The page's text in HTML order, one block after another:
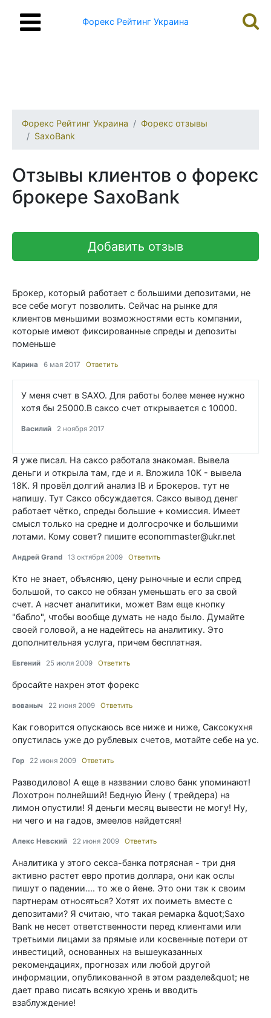
Форекс Рейтинг Украина
Форекс Рейтинг Украина
Форекс отзывы
SaxoBank
Отзывы клиентов о форекс
брокере SaxoBank
Добавить отзыв
Брокер, который работает с большими депозитами, не
все себе могут позволить. Сейчас на рынке для
клиентов меньшими возможностями есть компании,
которые имеют фиксированные спреды и депозиты
поменьше
Карина 6 мая 2017 Ответить
У меня счет в SAXO. Для работы более менее нужно
хотя бы 25000.В саксо счет открывается с 10000.
Василий 2 ноября 2017
Я уже писал. На саксо работала знакомая. Вывела
деньги и открыла там, где и я. Вложила 10К - вывела
18К. Я провёл долгий анализ IB и Брокеров. тут не
напишу. Тут Саксо обсуждается. Саксо вывод денег
работает чётко, спреды большие + комиссия. Имеет
смысл только на средне и долгосрочке и большими
лотами. Кому совет? пишите econommaster@ukr.net
Андрей Grand 13 октября 2009 Ответить
Кто не знает, объясняю, цену рыночные и если спред
большой, то саксо не обязан уменьшать его за свой
счет. А насчет аналитики, может Вам еще кнопку
"бабло", чтобы вообще думать не надо было. Думайте
своей головой, а не надейтесь на аналитику. Это
дополнительная услуга, причем бесплатная.
Евгений 25 июля 2009 Ответить
бросайте нахрен этот форекс
вованыч 22 июня 2009 Ответить
Как говорится опускаюсь все ниже и ниже, Саксокухня
опустилась уже до рублевых счетов, мотайте себе на ус.
Гор 22 июня 2009 Ответить
Разводилово! А еще в названии слово банк упоминают!
Лохотрон полнейший! Бедную Йену ( трейдера) на
лимон опустили! Я деньги месяц вывести не могу! Ну,
ни чего и на гадов, змеелов найдетсяя!
Алекс Невский 22 июня 2009 Ответить
Аналитика у этого секса-банка потрясная - три дня
активно растет евро против доллара, они как ослы
пишут о падении.... то же о йене. Это они так к своим
партнерам относяться? Хотят их поиметь вместе с
депозитами? Я считаю, что такая ремарка &quot;Saxo
Bank не несет ответственности перед клиентами или
третьими лицами за прямые или косвенные потери от
инвестиций, основанных на вышеуказанных
рекомендациях, прогнозах или любой другой
информации, опубликованной в этом разделе&quot; не
дает право писать всякую хрень и вводить
взаблуждение!